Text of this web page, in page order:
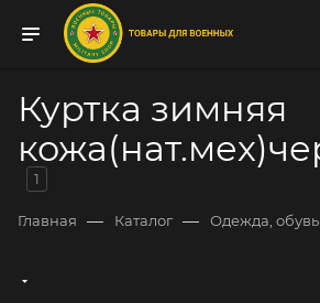
Куртка зимняя
1
Главная — Каталог — Одежда, обувь